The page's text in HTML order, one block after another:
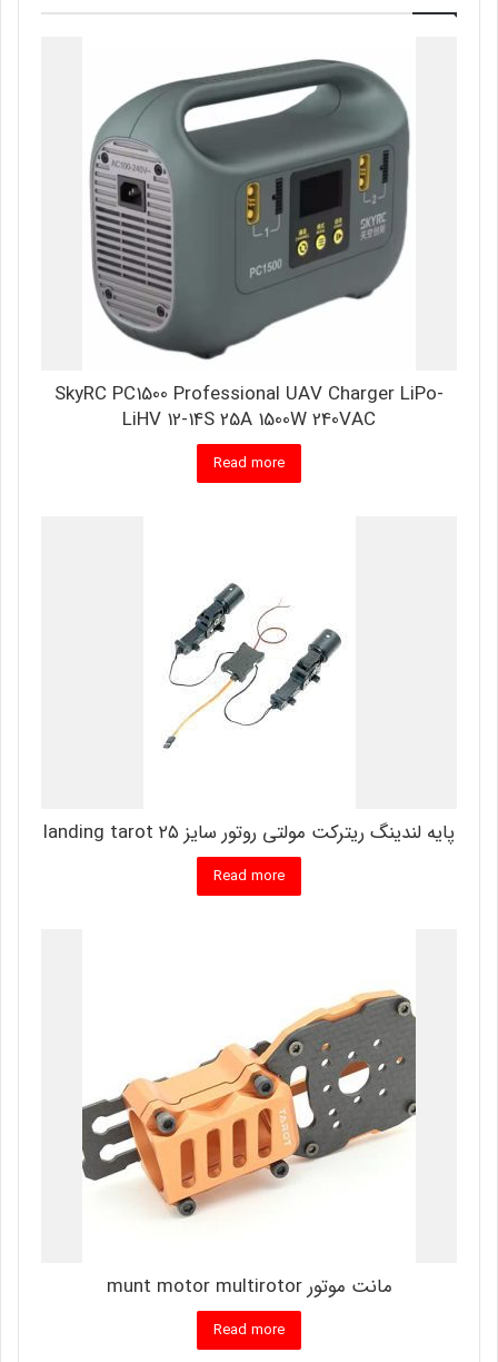
SkyRC PC1500 Professional UAV Charger LiPo-
LiHV 12-14S 25A 1500W 240VAC
Read more
پایه لندینگ ریترکت مولتی روتور سایز ۲۵ landing tarot
Read more
مانت موتور munt motor multirotor
Read more